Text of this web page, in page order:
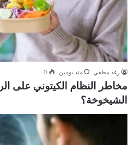
رغد مطفي منذ يومين 0
مخاطر النظام الكيتوني على
الشيخوخة؟